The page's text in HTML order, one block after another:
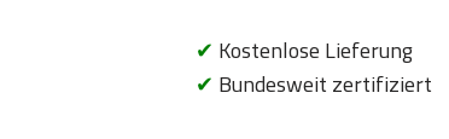
✔ Kostenlose Lieferung
✔ Bundesweit zertifiziert